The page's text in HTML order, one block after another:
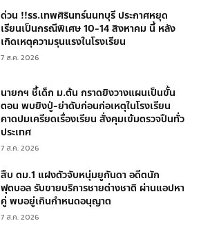
ด่วน !!รร.เทพศิรินทร์นนทบุรี ประกาศหยุด
เรียนเป็นกรณีพิเศษ 10-14 สิงหาคม นี้ หลัง
เกิดเหตุความรุนแรงในโรงเรียน
7 ส.ค. 2026
นายกฯ ชี้เด็ก ม.ต้น กราดยิงวางแผนเป็นขั้น
ตอน พบยิงปู่-ย่าดับก่อนก่อเหตุในโรงเรียน
คาดปมเครียดเรื่องเรียน สั่งคุมเข้มตรวจปืนทั่ว
ประเทศ
7 ส.ค. 2026
สืบ ตม.1 แฝงตัวจับหนุ่มยูกันดา อดีตนัก
ฟุตบอล รับขายบริการชายต่างชาติ ผ่านแอปหา
คู่ พบอยู่เกินกำหนดอนุญาต
7 ส.ค. 2026